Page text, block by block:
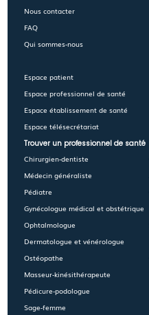
Nous contacter
FAQ
Qui sommes-nous
Espace patient
Espace professionnel de santé
Espace établissement de santé
Espace télésecrétariat
Trouver un professionnel de santé
Chirurgien-dentiste
Médecin généraliste
Pédiatre
Gynécologue médical et obstétrique
Ophtalmologue
Dermatologue et vénérologue
Ostéopathe
Masseur-kinésithérapeute
Pédicure-podologue
Sage-femme